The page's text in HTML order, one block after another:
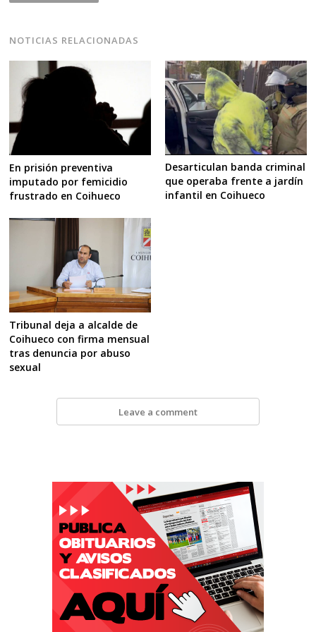
NOTICIAS RELACIONADAS
En prisión preventiva
imputado por femicidio
frustrado en Coihueco
Desarticulan banda criminal
que operaba frente a jardín
infantil en Coihueco
Tribunal deja a alcalde de
Coihueco con firma mensual
tras denuncia por abuso
sexual
Leave a comment